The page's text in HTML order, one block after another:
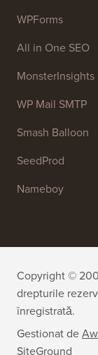
WPForms
All in One SEO
MonsterInsights
WP Mail SMTP
Smash Balloon
SeedProd
Nameboy
Copyright ©
drepturile
înregistrată.
Gestionat de
SiteGround